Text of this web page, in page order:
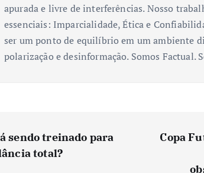
apurada e livre de interferências. Nosso
essenciais: Imparcialidade, Ética e
ser um ponto de equilíbrio em um ambiente
polarização e desinformação. Somos Factual.
sendo treinado para
total?
Copa